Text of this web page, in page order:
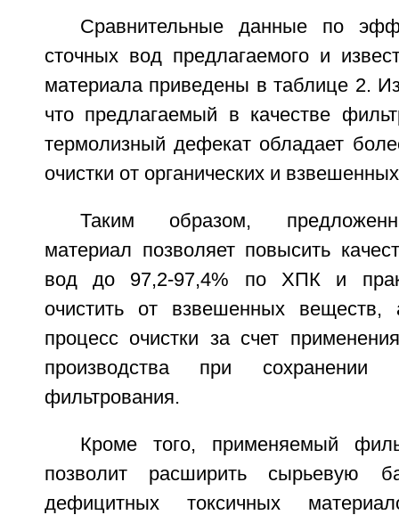
Сравнительные данные по
сточных вод предлагаемого и
материала приведены в таблице 2.
что предлагаемый в качестве
термолизный дефекат обладает
очистки от органических и
Таким образом,
материал позволяет повысить
вод до 97,2-97,4% по ХПК и
очистить от взвешенных веществ,
процесс очистки за счет
производства при сохранении
фильтрования.
Кроме того, применяемый
позволит расширить сырьевую
дефицитных токсичных